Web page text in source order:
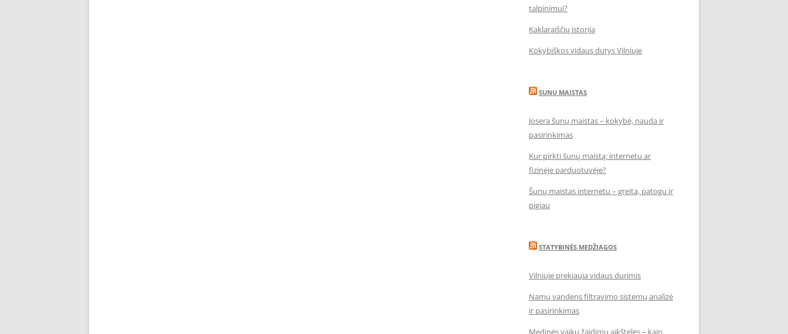
talpinimui?
Kaklaraiščių istorija
Kokybiškos vidaus durys Vilniuje
SUNU MAISTAS
Josera šunų maistas – kokybė, nauda ir
pasirinkimas
Kur pirkti šunų maistą: internetu ar
fizinėje parduotuvėje?
Šunų maistas internetu – greita, patogu ir
pigiau
STATYBINĖS MEDŽIAGOS
Vilniuje prekiauja vidaus durimis
Namų vandens filtravimo sistemų analizė
ir pasirinkimas
Medinės vaikų žaidimų aikštelės – kaip